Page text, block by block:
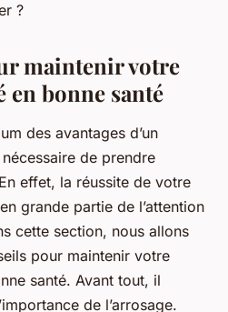
?
maintenir votre
en bonne santé
des avantages d’un
de prendre
effet, la réussite de votre
grande partie de l’attention
cette section, nous allons
pour maintenir votre
santé. Avant tout, il
de l’arrosage.